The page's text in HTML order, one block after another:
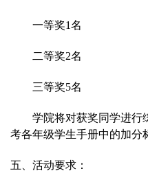
一等奖1名
二等奖2名
三等奖5名
学院将对获奖同学进行
考各年级学生手册中的加分
五、活动要求：